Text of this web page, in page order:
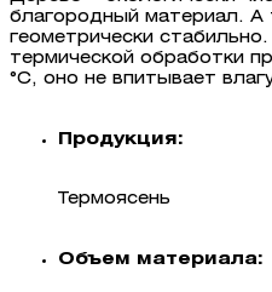
благородный материал.
геометрически
термической обработки
°C, оно не впитывает
Продукция:
Термоясень
Объем материала: